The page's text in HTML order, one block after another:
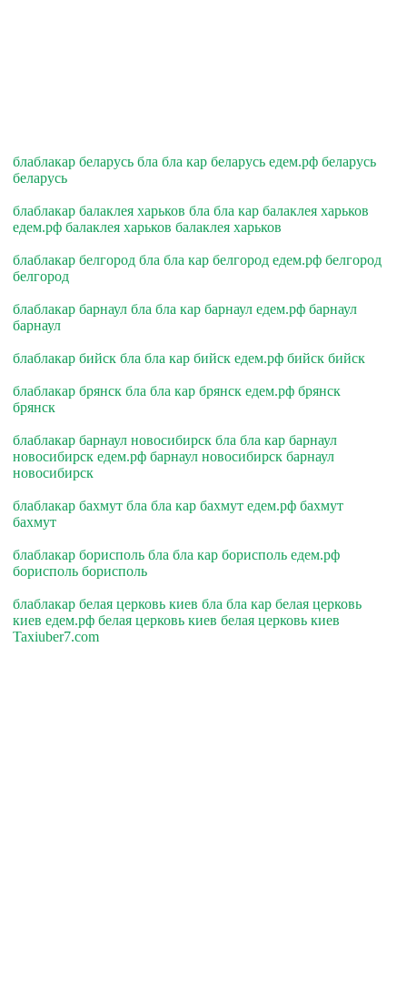
блаблакар беларусь бла бла кар беларусь едем.рф беларусь
беларусь
блаблакар балаклея харьков бла бла кар балаклея харьков
едем.рф балаклея харьков балаклея харьков
блаблакар белгород бла бла кар белгород едем.рф белгород
белгород
блаблакар барнаул бла бла кар барнаул едем.рф барнаул
барнаул
блаблакар бийск бла бла кар бийск едем.рф бийск бийск
блаблакар брянск бла бла кар брянск едем.рф брянск
брянск
блаблакар барнаул новосибирск бла бла кар барнаул
новосибирск едем.рф барнаул новосибирск барнаул
новосибирск
блаблакар бахмут бла бла кар бахмут едем.рф бахмут
бахмут
блаблакар борисполь бла бла кар борисполь едем.рф
борисполь борисполь
блаблакар белая церковь киев бла бла кар белая церковь
киев едем.рф белая церковь киев белая церковь киев
Taxiuber7.com